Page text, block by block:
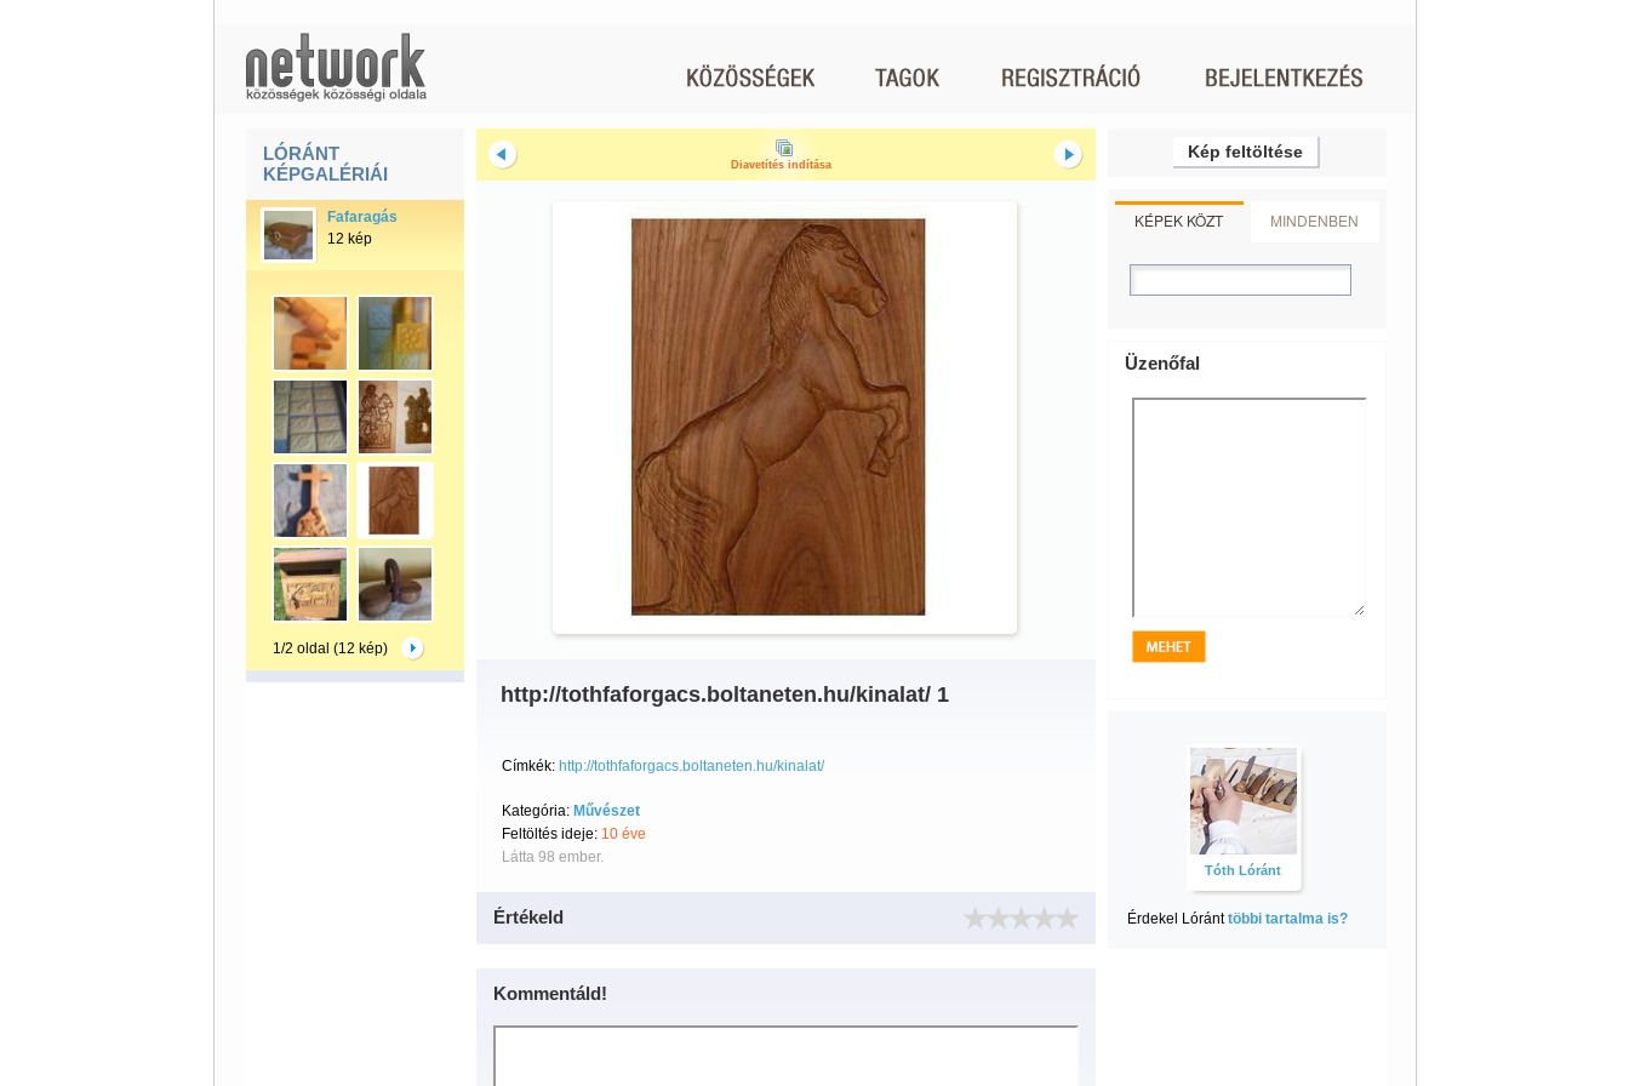
LÓRÁNT
KÉPGALÉRIÁI
Fafaragás
12 kép
1/2 oldal (12 kép)
Diavetítés indítása
http://tothfaforgacs.boltaneten.hu/kinalat/ 1
Címkék: http://tothfaforgacs.boltaneten.hu/kinalat/
Kategória: Művészet
Feltöltés ideje: 10 éve
Látta 98 ember.
Értékeld
Kommentáld!
Kép feltöltése
KÉPEK KÖZT MINDENBEN
Üzenőfal
Tóth Lóránt
Érdekel Lóránttöbbi tartalma is?